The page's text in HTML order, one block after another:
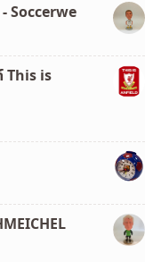
Soccerwe
This is